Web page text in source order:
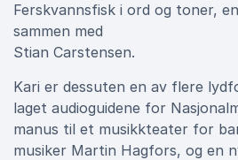
Ferskvannsfisk i ord og toner,
sammen med
Stian Carstensen.
Kari er dessuten en av flere
laget audioguidene for
manus til et musikkteater for
musiker Martin Hagfors, og en